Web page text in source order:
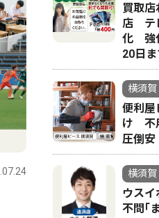
文化
横須賀・三浦
兄弟ピアノデュ
買取
店 テ
化 強
20日ま
横須
便利屋
け 不
圧倒安
横須
ウス
不問｢